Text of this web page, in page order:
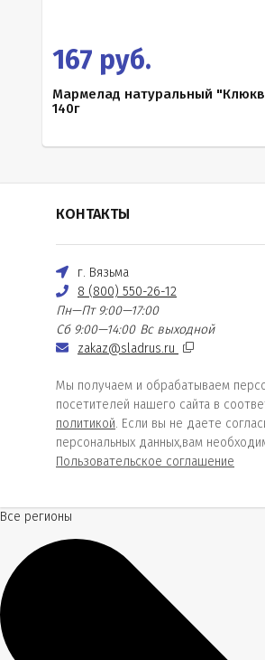
167 руб.
Мармелад натуральный
140г
КОНТАКТЫ
г. Вязьма
8 (800) 550-26-12
Пн—Пт 9:00—17:00
Сб 9:00—14:00 Вс выходной
zakaz@sladrus.ru
Мы получаем и обрабатываем
посетителей нашего сайта в
политикой. Если вы не даете
персональных данных,вам
Пользовательское соглашение
Все регионы